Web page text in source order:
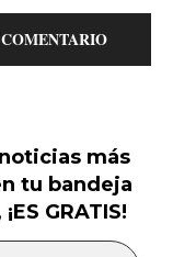
más
tu bandeja
GRATIS!